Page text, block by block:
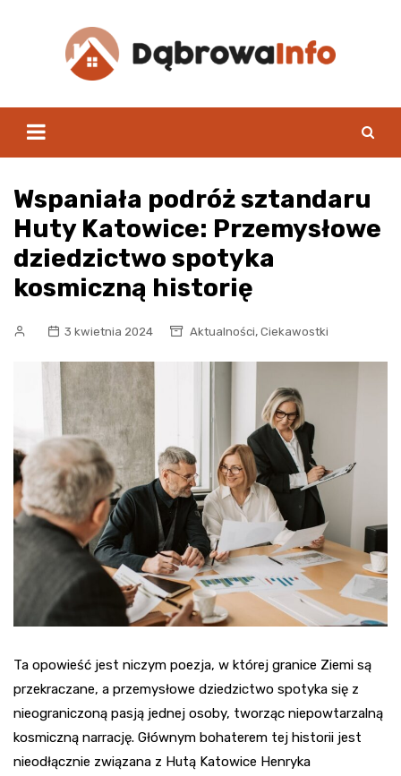
Wspaniała podróż sztandaru
Huty Katowice: Przemysłowe
dziedzictwo spotyka
kosmiczną historię
3 kwietnia 2024 Aktualności, Ciekawostki
Ta opowieść jest niczym poezja, w której granice Ziemi są
przekraczane, a przemysłowe dziedzictwo spotyka się z
nieograniczoną pasją jednej osoby, tworząc niepowtarzalną
kosmiczną narrację. Głównym bohaterem tej historii jest
nieodłącznie związana z Hutą Katowice Henryka